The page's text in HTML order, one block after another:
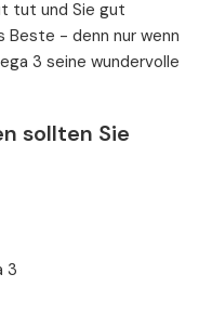
tut und Sie gut
Beste - denn nur wenn
3 seine wundervolle
sollten Sie
3